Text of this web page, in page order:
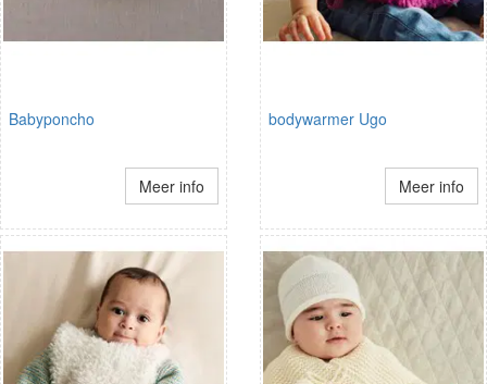
Babyponcho
Meer info
bodywarmer Ugo
Meer info